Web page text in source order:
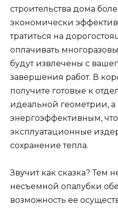
строительства дома
экономически
тратиться на
оплачивать
будут извлечены с
завершения работ. В
получите готовые к
идеальной геометрии, а
энергоэффективным,
эксплуатационные
сохранение тепла.
Звучит как сказка? Тем
несъемной опалубки
возможность ее